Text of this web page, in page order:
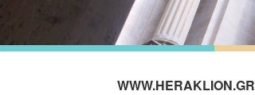
WWW.HERAKLION.GR